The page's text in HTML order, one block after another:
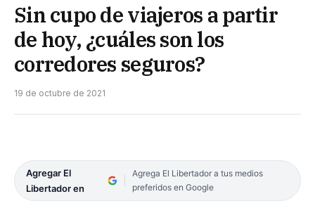
Sin cupo de viajeros a partir
de hoy, ¿cuáles son los
corredores seguros?
19 de octubre de 2021
Agregar El
Libertador en
Agrega El Libertador a tus medios
preferidos en Google